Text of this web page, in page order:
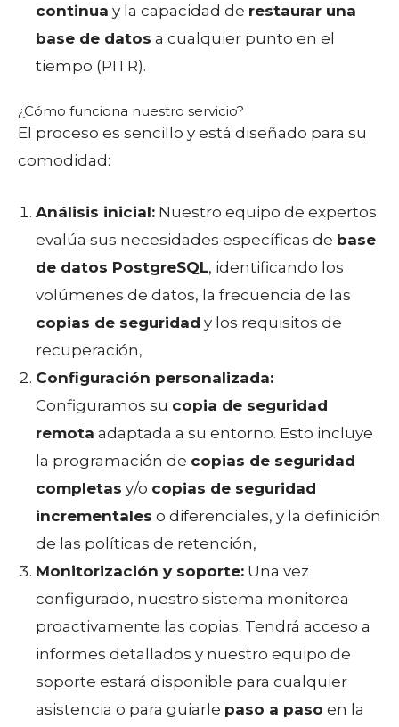
continua y la capacidad de restaurar una
base de datos a cualquier punto en el
tiempo (PITR).
¿Cómo funciona nuestro servicio?
El proceso es sencillo y está diseñado para su
comodidad:
Análisis inicial: Nuestro equipo de expertos
evalúa sus necesidades específicas de base
de datos PostgreSQL, identificando los
volúmenes de datos, la frecuencia de las
copias de seguridad y los requisitos de
recuperación,
Configuración personalizada:
Configuramos su copia de seguridad
remota adaptada a su entorno. Esto incluye
la programación de copias de seguridad
completas y/o copias de seguridad
incrementales o diferenciales, y la definición
de las políticas de retención,
Monitorización y soporte: Una vez
configurado, nuestro sistema monitorea
proactivamente las copias. Tendrá acceso a
informes detallados y nuestro equipo de
soporte estará disponible para cualquier
asistencia o para guiarle paso a paso en la